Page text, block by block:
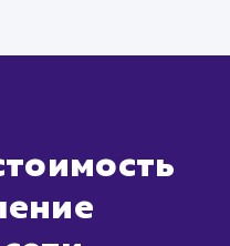
который
сфере